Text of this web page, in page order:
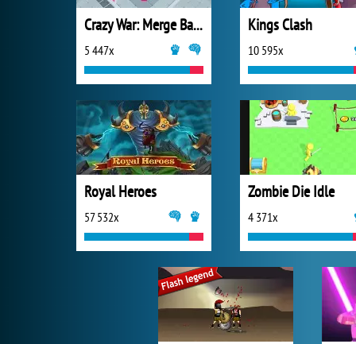
Crazy War: Merge Battle
5 447x
Kings Clash
10 595x
Royal Heroes
57 532x
Zombie Die Idle
4 371x